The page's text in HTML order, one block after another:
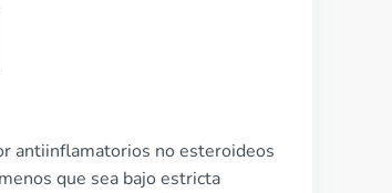
antiinflamatorios no esteroideos
que sea bajo estricta